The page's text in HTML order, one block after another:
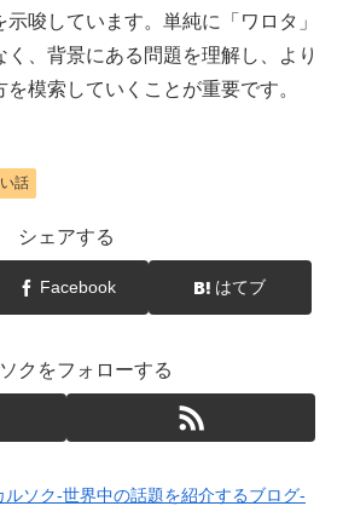
唆しています。単純に「ワロタ」
、背景にある問題を理解し、より
模索していくことが重要です。
話
シェアする
Facebook はてブ
クをフォローする
ルソク-世界中の話題を紹介するブログ-